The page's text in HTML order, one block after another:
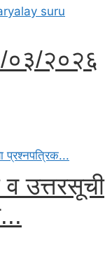
०३/२०२६
उत्तरसूची